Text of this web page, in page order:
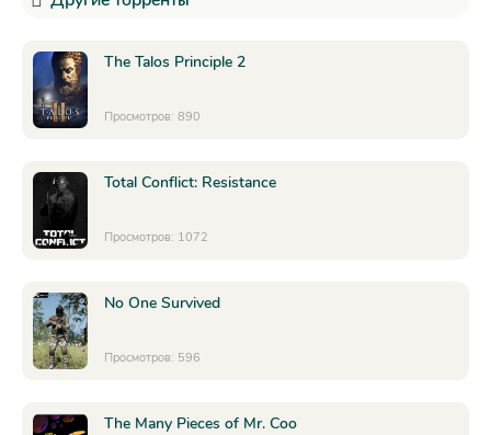
The Talos Principle 2
Просмотров: 890
Total Conflict: Resistance
Просмотров: 1072
No One Survived
Просмотров: 596
The Many Pieces of Mr. Coo